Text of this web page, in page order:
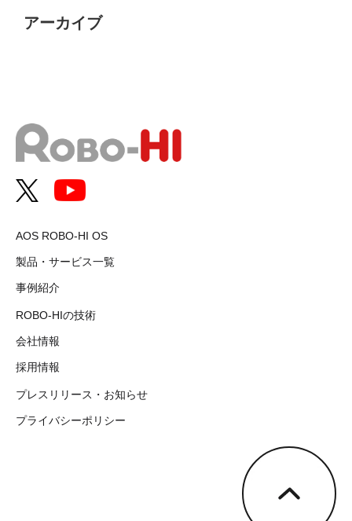
アーカイブ
AOS ROBO-HI OS
製品・サービス一覧
事例紹介
ROBO-HIの技術
会社情報
採用情報
プレスリリース・お知らせ
プライバシーポリシー